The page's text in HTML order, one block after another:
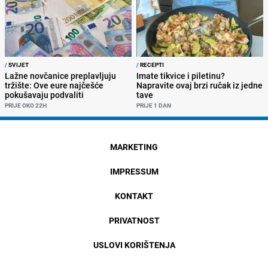
/SVIJET
Lažne novčanice preplavljuju
tržište: Ove eure najčešće
pokušavaju podvaliti
PRIJE OKO 22H
/RECEPTI
Imate tikvice i piletinu?
Napravite ovaj brzi ručak iz jedne
tave
PRIJE 1 DAN
MARKETING
IMPRESSUM
KONTAKT
PRIVATNOST
USLOVI KORIŠTENJA